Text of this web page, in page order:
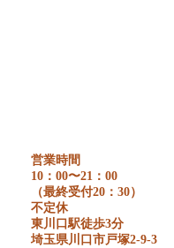
営業時間
10：00〜21：00
​（最終受付20：30）
不定休
東川口駅徒歩3分
埼玉県川口市戸塚2-9-3